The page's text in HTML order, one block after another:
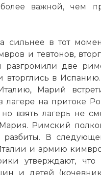
важной, чем
сильнее в тот
и тевтонов,
разгромили две
в
Марий
на притоке
взять лагерь не
Римский
разбиты. В
и армию
утверждают, что
и детей